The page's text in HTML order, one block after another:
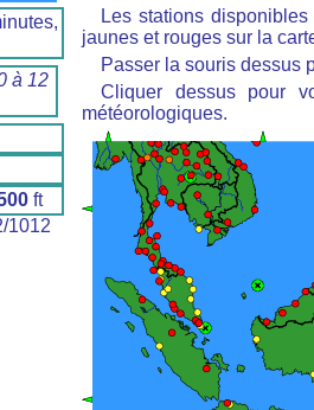
à 12
ft
Les stations
jaunes et rouges sur la
Passer la souris dessus
Cliquer dessus pour
météorologiques.